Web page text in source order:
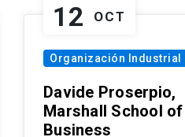
12 OCT
Organización Industrial
Davide Proserpio,
Marshall School of
Business